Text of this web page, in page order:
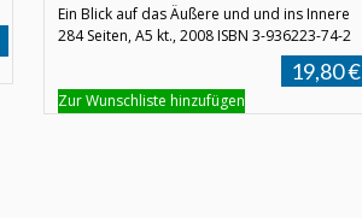
Ein Blick auf das Äußere und und ins Innere
284 Seiten, A5 kt., 2008 ISBN 3-936223-74-2
19,80 €
Zur Wunschliste hinzufügen